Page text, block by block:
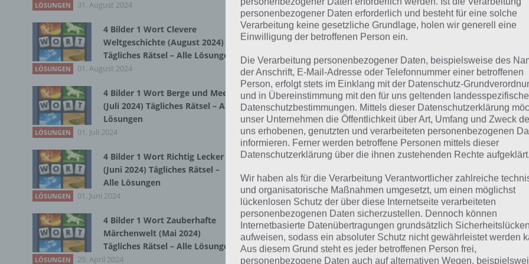
Zur Übersicht der4 Bilder 1 Wort Lösungen für Thailand im
Kurze Begriffserklärung
LÖSUNGEN 31. August 2024
4 Bilder 1 Wort Clevere
Weltgeschichte (August 2024)
Tägliches Rätsel – Alle Lösungen
LÖSUNGEN 01. August 2024
4 Bilder 1 Wort Berge und Meer
(Juli 2024) Tägliches Rätsel – Alle
Lösungen
LÖSUNGEN 01. Juli 2024
4 Bilder 1 Wort Richtig Lecker
(Juni 2024) Tägliches Rätsel –
Alle Lösungen
LÖSUNGEN 01. Juni 2024
4 Bilder 1 Wort Zauberhafte
Märchenwelt (Mai 2024)
Tägliches Rätsel – Alle Lösungen
LÖSUNGEN 29. April 2024
personenbezogener Daten erforderlich und besteht für eine solche
Verarbeitung keine gesetzliche Grundlage, holen wir generell eine
Einwilligung der betroffenen Person ein.
Die Verarbeitung personenbezogener Daten, beispielsweise des
der Anschrift, E-Mail-Adresse oder Telefonnummer einer betroffenen
Person, erfolgt stets im Einklang mit der Datenschutz-
und in Übereinstimmung mit den für uns geltenden
Datenschutzbestimmungen. Mittels dieser Datenschutzerklärung
unser Unternehmen die Öffentlichkeit über Art, Umfang und Zweck
uns erhobenen, genutzten und verarbeiteten personenbezogenen
informieren. Ferner werden betroffene Personen mittels dieser
Datenschutzerklärung über die ihnen zustehenden Rechte aufgeklärt.
Wir haben als für die Verarbeitung Verantwortlicher zahlreiche
und organisatorische Maßnahmen umgesetzt, um einen möglichst
lückenlosen Schutz der über diese Internetseite verarbeiteten
personenbezogenen Daten sicherzustellen. Dennoch können
Internetbasierte Datenübertragungen grundsätzlich Sicherheitslücken
aufweisen, sodass ein absoluter Schutz nicht gewährleistet werden
Aus diesem Grund steht es jeder betroffenen Person frei,
personenbezogene Daten auch auf alternativen Wegen,